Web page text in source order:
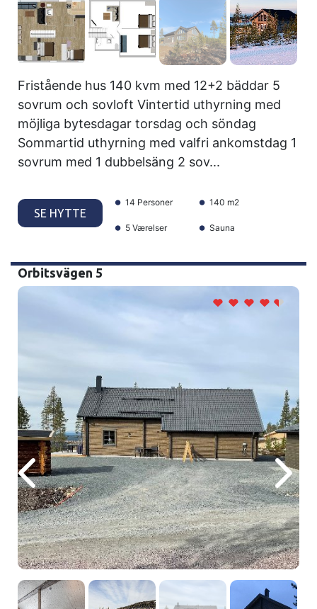
Fristående hus 140 kvm med 12+2 bäddar 5
sovrum och sovloft Vintertid uthyrning med
möjliga bytesdagar torsdag och söndag
Sommartid uthyrning med valfri ankomstdag 1
sovrum med 1 dubbelsäng 2 sov...
SE HYTTE
14 Personer 140 m2
5 Værelser Sauna
Orbitsvägen 5